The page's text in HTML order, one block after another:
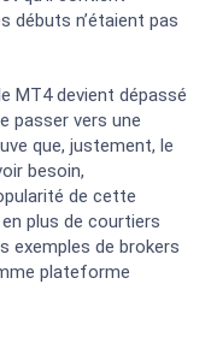
débuts n’étaient pas
MT4 devient dépassé
passer vers une
que, justement, le
besoin,
de cette
plus de courtiers
exemples de brokers
plateforme